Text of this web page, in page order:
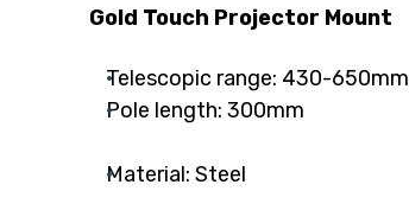
Gold Touch Projector Mount
Telescopic range: 430-650mm
Pole length: 300mm
Material: Steel